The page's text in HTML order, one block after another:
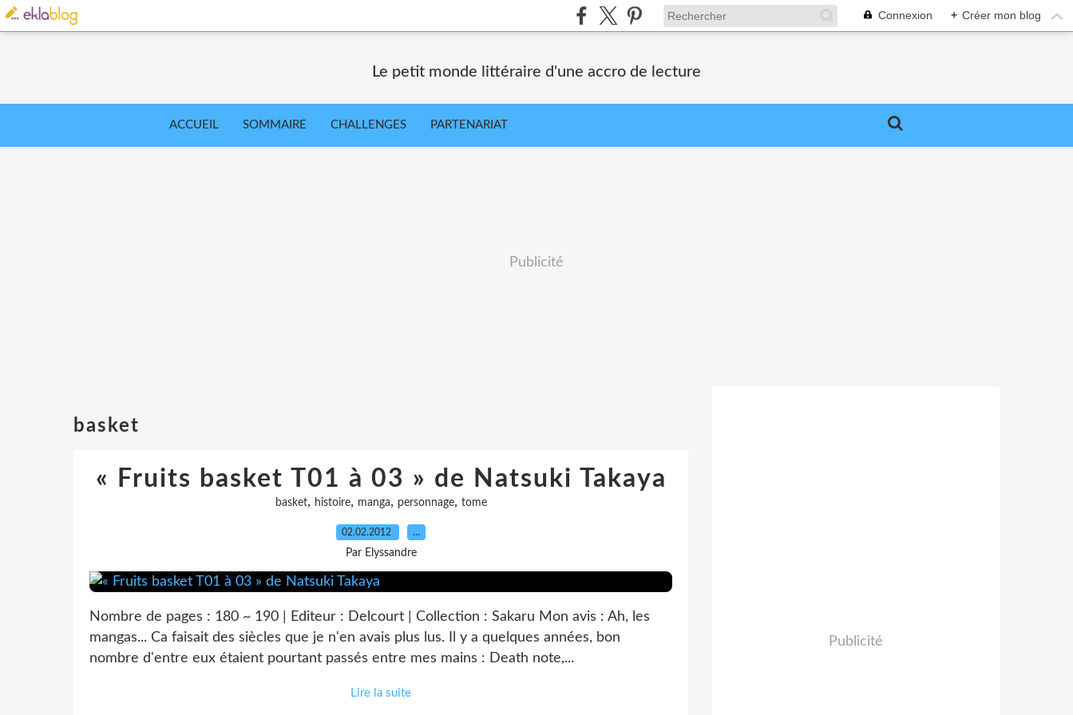
Connexion + Créer mon blog
Le petit monde littéraire d'une accro de lecture
ACCUEIL SOMMAIRE CHALLENGES PARTENARIAT
Publicité
basket
« Fruits basket T01 à 03 » de Natsuki Takaya
basket, histoire, manga, personnage, tome
02.02.2012 …
Par Elyssandre
Nombre de pages : 180 ~ 190 | Editeur : Delcourt | Collection : Sakaru Mon avis : Ah, les
mangas... Ca faisait des siècles que je n'en avais plus lus. Il y a quelques années, bon
nombre d'entre eux étaient pourtant passés entre mes mains : Death note,...
Lire la suite
Publicité